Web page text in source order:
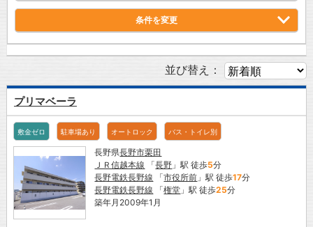
条件を変更
並び替え：
プリマベーラ
敷金ゼロ 駐車場あり オートロック バス・トイレ別
長野県長野市栗田
ＪＲ信越本線 「長野 」駅 徒歩5分
長野電鉄長野線 「市役所前 」駅 徒歩17分
長野電鉄長野線 「権堂 」駅 徒歩25分
築年月2009年1月